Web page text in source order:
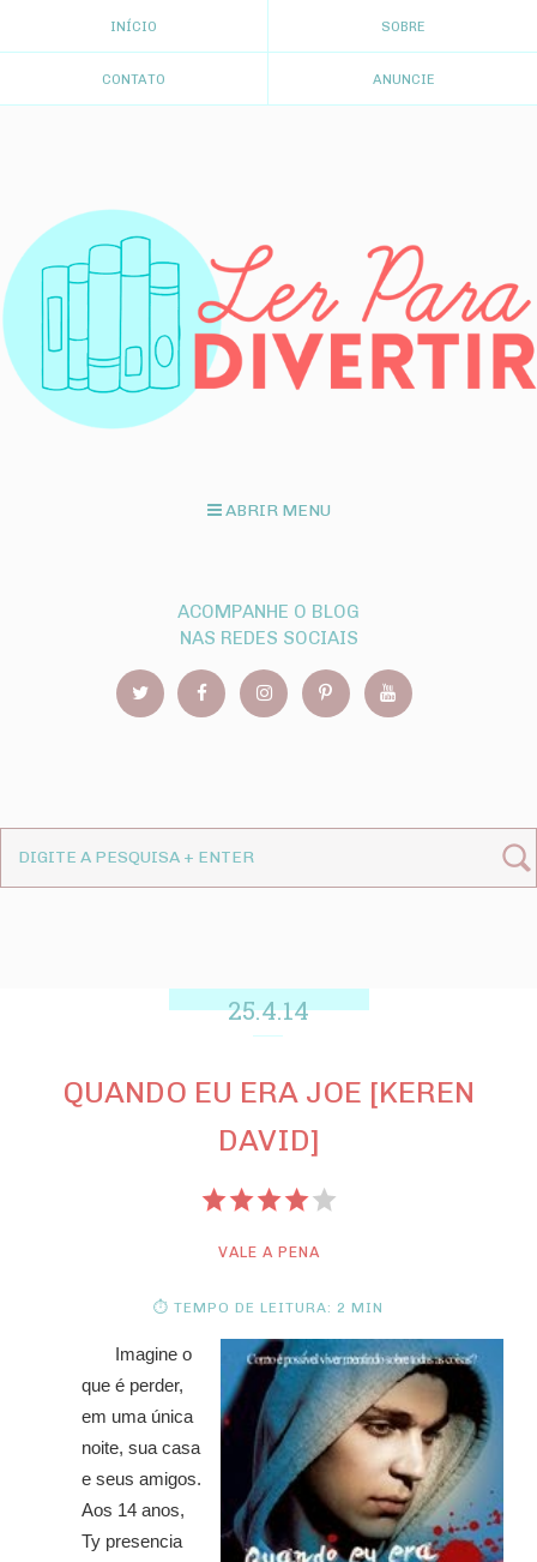
INÍCIO SOBRE
CONTATO ANUNCIE
ABRIR MENU
ACOMPANHE O BLOG
NAS REDES SOCIAIS
25.4.14
QUANDO EU ERA JOE [KEREN
DAVID]
VALE A PENA
⏱ TEMPO DE LEITURA: 2 MIN
Imagine o
que é perder,
em uma única
noite, sua casa
e seus amigos.
Aos 14 anos,
Ty presencia